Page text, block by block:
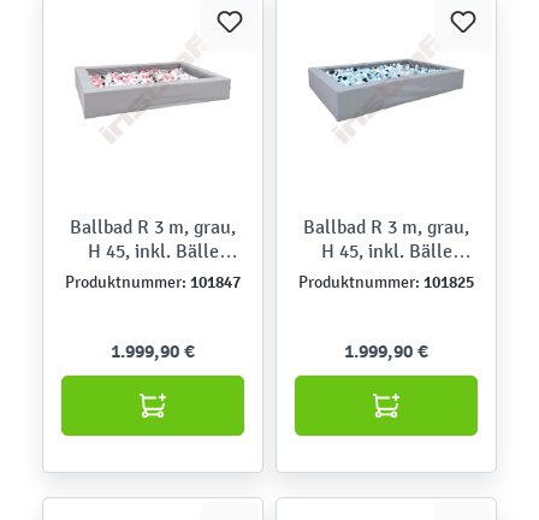
Ballbad R 3 m, grau,
H 45, inkl. Bälle
(pink-weiß)
Produktnummer: 101847
1.999,90 €
Ballbad R 3 m, grau,
H 45, inkl. Bälle
(blau-mint)
Produktnummer: 101825
1.999,90 €